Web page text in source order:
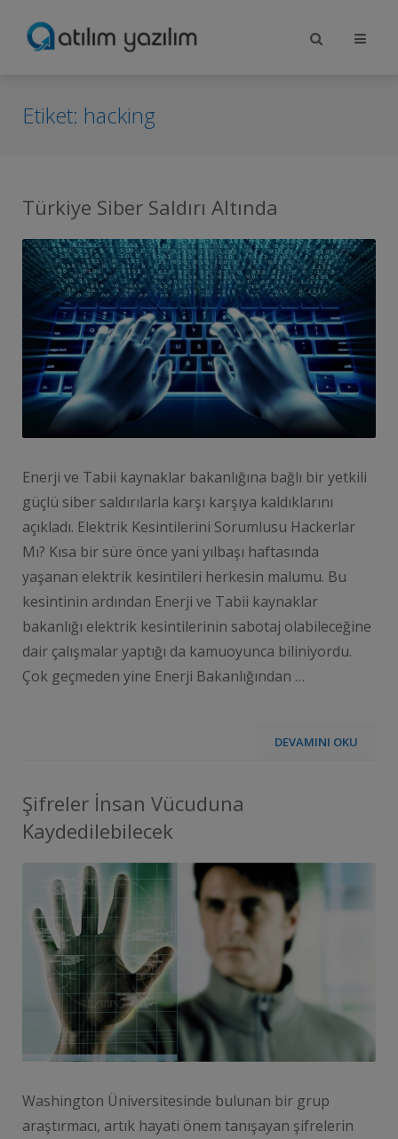
Etiket: hacking
Türkiye Siber Saldırı Altında
Enerji ve Tabii kaynaklar bakanlığına bağlı bir yetkili
güçlü siber saldırılarla karşı karşıya kaldıklarını
açıkladı. Elektrik Kesintilerini Sorumlusu Hackerlar
Mı? Kısa bir süre önce yani yılbaşı haftasında
yaşanan elektrik kesintileri herkesin malumu. Bu
kesintinin ardından Enerji ve Tabii kaynaklar
bakanlığı elektrik kesintilerinin sabotaj olabileceğine
dair çalışmalar yaptığı da kamuoyunca biliniyordu.
Çok geçmeden yine Enerji Bakanlığından …
DEVAMINI OKU
Şifreler İnsan Vücuduna
Kaydedilebilecek
Washington Üniversitesinde bulunan bir grup
araştırmacı, artık hayati önem tanışayan şifrelerin